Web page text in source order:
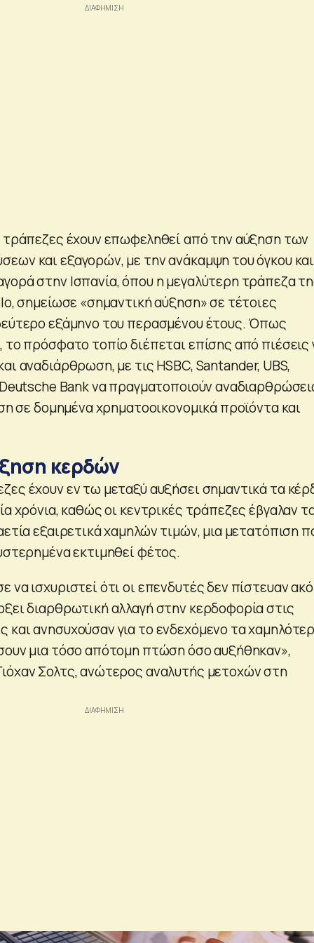
έχουν επωφεληθεί από την αύξηση των
και εξαγορών, με την ανάκαμψη του όγκου
στην Ισπανία, όπου η μεγαλύτερη τράπεζα
σημείωσε «σημαντική αύξηση» σε τέτοιες
εξάμηνο του περασμένου έτους. Όπως
το πρόσφατο τοπίο διέπεται επίσης από πιέσεις
αναδιάρθρωση, με τις HSBC, Santander, UBS,
Bank να πραγματοποιούν
σε δομημένα χρηματοοικονομικά προϊόντα και
κερδών
έχουν εν τω μεταξύ αυξήσει σημαντικά τα
χρόνια, καθώς οι κεντρικές τράπεζες έβγαλαν
εξαιρετικά χαμηλών τιμών, μια μετατόπιση
εκτιμηθεί φέτος.
να ισχυριστεί ότι οι επενδυτές δεν πίστευαν
διαρθρωτική αλλαγή στην κερδοφορία στις
ανησυχούσαν για το ενδεχόμενο τα
μια τόσο απότομη πτώση όσο αυξήθηκαν»,
Σολτς, ανώτερος αναλυτής μετοχών στη